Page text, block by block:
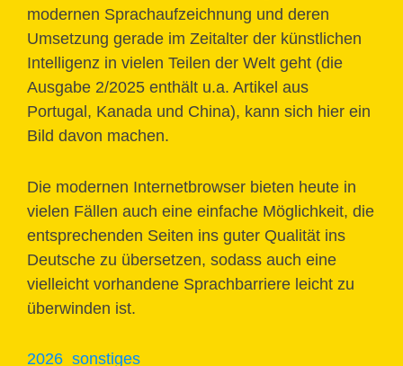
modernen Sprachaufzeichnung und deren
Umsetzung gerade im Zeitalter der künstlichen
Intelligenz in vielen Teilen der Welt geht (die
Ausgabe 2/2025 enthält u.a. Artikel aus
Portugal, Kanada und China), kann sich hier ein
Bild davon machen.
Die modernen Internetbrowser bieten heute in
vielen Fällen auch eine einfache Möglichkeit, die
entsprechenden Seiten ins guter Qualität ins
Deutsche zu übersetzen, sodass auch eine
vielleicht vorhandene Sprachbarriere leicht zu
überwinden ist.
2026 sonstiges